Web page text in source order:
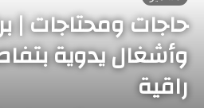
حاجات ومحتاجات |
وأشغال يدوية
راقية